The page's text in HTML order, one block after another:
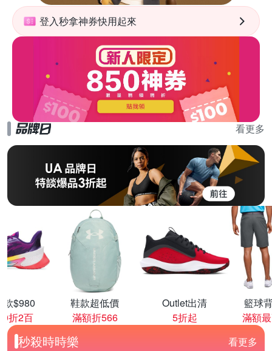
登入秒拿神券快用起來
看更多
款$980
折2百
鞋款超低價
滿額折566
Outlet出清
5折起
籃球
滿額
秒殺時時樂 看更多